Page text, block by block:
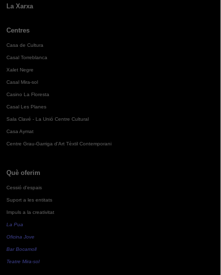
La Xarxa
Centres
Casa de Cultura
Casal Torreblanca
Xalet Negre
Casal Mira-sol
Casino La Floresta
Casal Les Planes
Sala Clavé - La Unió Centre Cultural
Casa Aymat
Centre Grau-Garriga d'Art Tèxtil Contemporani
Què oferim
Cessió d'espais
Suport a les entitats
Impuls a la creativitat
La Pua
Oficina Jove
Bar Bocamoll
Teatre Mira-sol